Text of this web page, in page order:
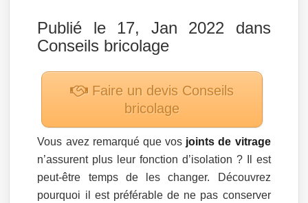
Publié le 17, Jan 2022 dans
Conseils bricolage
Faire un devis Conseils
bricolage
Vous avez remarqué que vos joints de vitrage
n’assurent plus leur fonction d’isolation ? Il est
peut-être temps de les changer. Découvrez
pourquoi il est préférable de ne pas conserver